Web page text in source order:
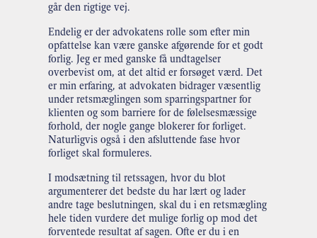
går den rigtige vej.
Endelig er der advokatens rolle som efter min
opfattelse kan være ganske afgørende for et godt
forlig. Jeg er med ganske få undtagelser
overbevist om, at det altid er forsøget værd. Det
er min erfaring, at advokaten bidrager væsentlig
under retsmæglingen som sparringspartner for
klienten og som barriere for de følelsesmæssige
forhold, der nogle gange blokerer for forliget.
Naturligvis også i den afsluttende fase hvor
forliget skal formuleres.
I modsætning til retssagen, hvor du blot
argumenterer det bedste du har lært og lader
andre tage beslutningen, skal du i en retsmægling
hele tiden vurdere det mulige forlig op mod det
forventede resultat af sagen. Ofte er du i en